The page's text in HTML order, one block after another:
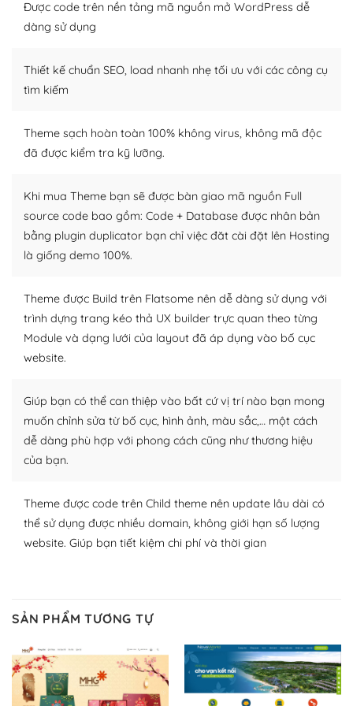
thiết kế tốt, bạn có thể tự sửa đổi. Nếu không bạn có thể
tìm kiếm chúng trên Internet hoặc nhờ chuyên gia.
– Sở hữu một cộng đồng lớn, sẵn sàng hỗ trợ
khổng lồ được kiểm duyệt bởi các nhân viên và những
người cuồng tín WordPress.
Nếu bạn gặp khó khăn, bạn có thể lên mạng và tìm
kiếm những cộng đồng WordPress, họ sẽ giúp bạn trả
lời, giải đáp vấn đề của bạn.
Cộng đồng sử dụng WordPress sẵn sàng hỗ trợ bạn
– Đa dạng plugin và themes
Plugin mở rộng là thành phần cài đặt thêm vào
WordPress để tăng thêm các tính năng cần thiết. Có
nhiều plugin trả phí hoặc miễn phí.
Nhờ lượng người dùng đông đảo, thư viện themes và
plugin của WordPress rất phong phú. Bạn có thể thỏa
thích chọn lựa plugin và themes phù hợp cho mục đích
lập website của mình.
– Dễ sử dụng
Với mọi Hosting bất kỳ thì WordPress đều có thể dễ
Và bạn có toàn quyền tự do khi quyết định nơi lưu trữ
trang web WordPress của bạn.
Dễ dàng lựa chọn Hosting cho website WordPress
Được code trên nền tảng mã nguồn mở WordPress dễ
dàng sử dụng
Thiết kế chuẩn SEO, load nhanh nhẹ tối ưu với các công cụ
tìm kiếm
Theme sạch hoàn toàn 100% không virus, không mã độc
đã được kiểm tra kỹ lưỡng.
Khi mua Theme bạn sẽ được bàn giao mã nguồn Full
source code bao gồm: Code + Database được nhân bản
bằng plugin duplicator bạn chỉ việc đăt cài đặt lên Hosting
là giống demo 100%.
Theme được Build trên Flatsome nên dễ dàng sử dụng với
trình dựng trang kéo thả UX builder trực quan theo từng
Module và dạng lưới của layout đã áp dụng vào bố cục
website.
Giúp bạn có thể can thiệp vào bất cứ vị trí nào bạn mong
muốn chỉnh sửa từ bố cục, hình ảnh, màu sắc,… một cách
dễ dàng phù hợp với phong cách cũng như thương hiệu
của bạn.
Theme được code trên Child theme nên update lâu dài có
thể sử dụng được nhiều domain, không giới hạn số lượng
website. Giúp bạn tiết kiệm chi phí và thời gian
SẢN PHẨM TƯƠNG TỰ